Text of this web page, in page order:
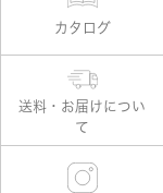
カタログ